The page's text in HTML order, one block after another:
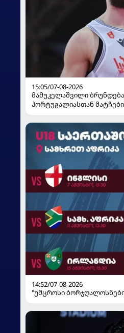
15:05/07-08-2026
მამუკელაშვილი
პორტუგალიასთან
14:52/07-08-2026
"უმცროსი